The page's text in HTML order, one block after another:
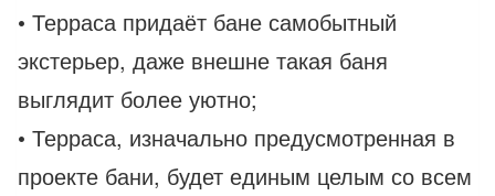
• Терраса придаёт бане самобытный
экстерьер, даже внешне такая баня
выглядит более уютно;
• Терраса, изначально предусмотренная в
проекте бани, будет единым целым со всем